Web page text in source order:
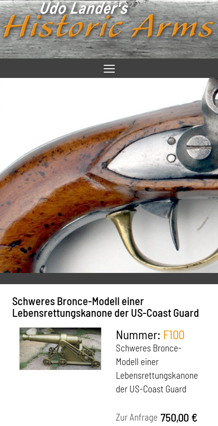
≡
Objekte
Feuerwaffen/ Fernwaffen Zivil
Feuerwaffen, Militär, Deutsch
Feuerwaffen, Militär, Ausland
Blankwaffen Deutschland
Blankwaffen Ausland
Seitengewehre, Bajonette
Militaria
Zubehör, Verschiedenes
Antiquarische Literatur
Impressum
Kontakt
Datenschutz
AGB
Schweres Bronce-Modell einer
Lebensrettungskanone der US-Coast Guard
Nummer: F100
Schweres Bronce-
Modell einer
Lebensrettungskanone
der US-Coast Guard
750,00 €
Zur Anfrage